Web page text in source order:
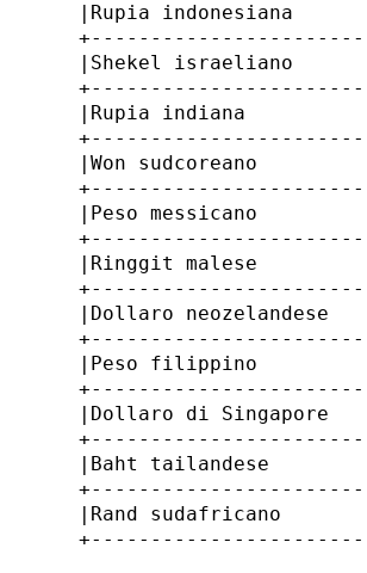
|Rupia indonesiana
|Shekel israeliano
|Rupia indiana
|Won sudcoreano
|Peso messicano
|Ringgit malese
|Dollaro neozelandese
|Peso filippino
|Dollaro di Singapore
|Baht tailandese
|Rand sudafricano